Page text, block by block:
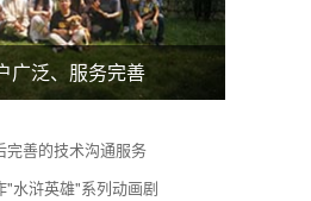
广泛、服务完善
完善的技术沟通服务
"水浒英雄"系列动画剧